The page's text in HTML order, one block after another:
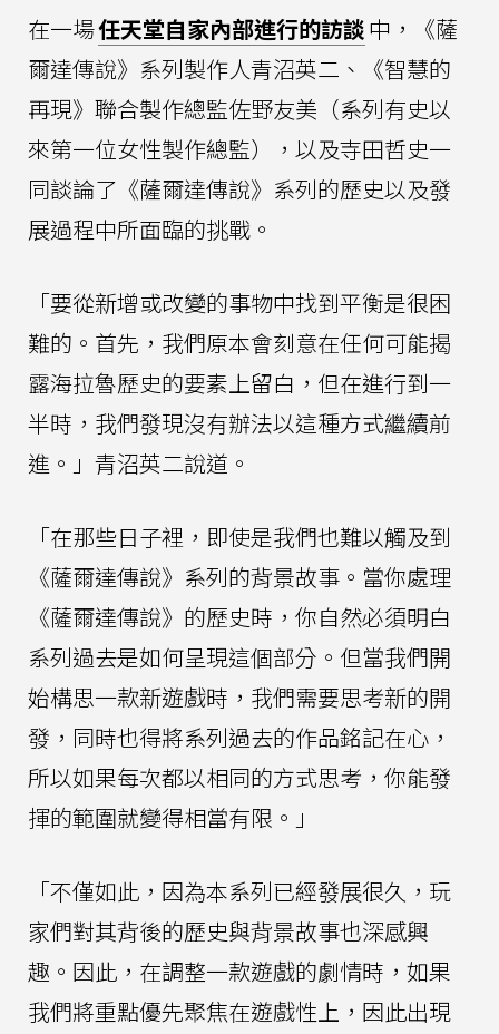
在一場任天堂自家內部進行的訪談中，《薩
爾達傳說》系列製作人青沼英二、《智慧的
再現》聯合製作總監佐野友美（系列有史以
來第一位女性製作總監），以及寺田哲史一
同談論了《薩爾達傳說》系列的歷史以及發
展過程中所面臨的挑戰。
「要從新增或改變的事物中找到平衡是很困
難的。首先，我們原本會刻意在任何可能揭
露海拉魯歷史的要素上留白，但在進行到一
半時，我們發現沒有辦法以這種方式繼續前
進。」青沼英二說道。
「在那些日子裡，即使是我們也難以觸及到
《薩爾達傳說》系列的背景故事。當你處理
《薩爾達傳說》的歷史時，你自然必須明白
系列過去是如何呈現這個部分。但當我們開
始構思一款新遊戲時，我們需要思考新的開
發，同時也得將系列過去的作品銘記在心，
所以如果每次都以相同的方式思考，你能發
揮的範圍就變得相當有限。」
「不僅如此，因為本系列已經發展很久，玩
家們對其背後的歷史與背景故事也深感興
趣。因此，在調整一款遊戲的劇情時，如果
我們將重點優先聚焦在遊戲性上，因此出現